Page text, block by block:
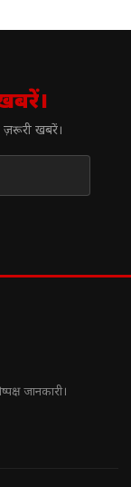
ज़रूरी खबरें।
जानकारी।